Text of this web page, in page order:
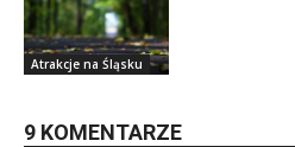
Atrakcje na Śląsku
9 KOMENTARZE